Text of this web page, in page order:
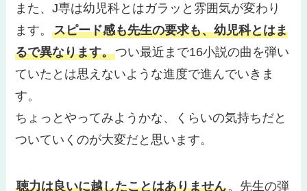
また、J専は幼児科とはガラッと雰囲気が変わり
ます。スピード感も先生の要求も、幼児科とはま
るで異なります。つい最近まで16小説の曲を弾い
ていたとは思えないような進度で進んでいきま
す。
ちょっとやってみようかな、くらいの気持ちだと
ついていくのが大変だと思います。
聴力は良いに越したことはありません。先生の弾